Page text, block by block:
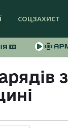
СОЦЗАХИСТ
з